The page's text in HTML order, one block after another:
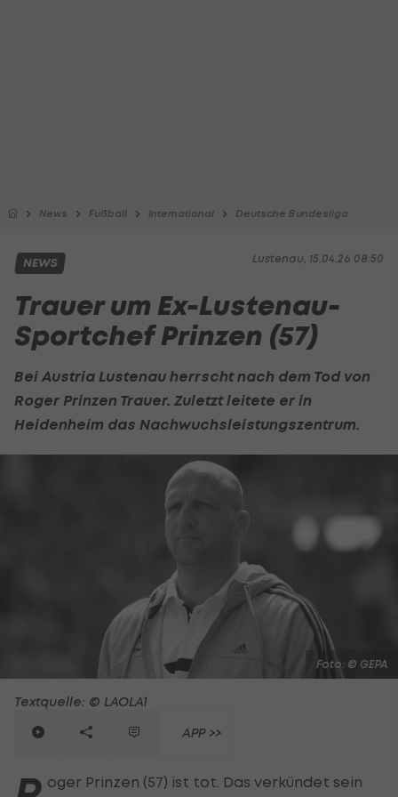
News Fußball International Deutsche Bundesliga
Lustenau, 15.04.26 08:50
NEWS
Trauer um Ex-Lustenau-
Sportchef Prinzen (57)
Bei Austria Lustenau herrscht nach dem Tod von
Roger Prinzen Trauer. Zuletzt leitete er in
Heidenheim das Nachwuchsleistungszentrum.
Foto: © GEPA
Textquelle: © LAOLA1
APP >>
oger Prinzen (57) ist tot. Das verkündet sein